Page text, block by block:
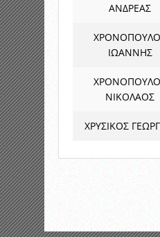
ΑΝΔΡΕΑΣ
ΙΩΑΝΝΗΣ
ΝΙΚΟΛΑΟΣ
ΧΡΥΣΙΚΟΣ